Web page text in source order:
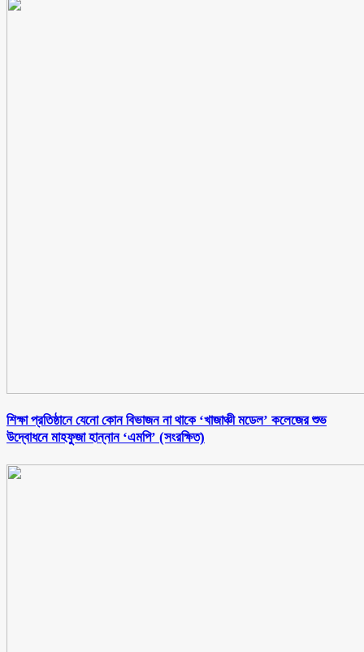
শিক্ষা প্রতিষ্ঠানে যেনো কোন বিভাজন না থাকে ‘খাজাঞ্চী মডেল’ কলেজের শুভ
উদ্বোধনে মাহফুজা হান্নান ‘এমপি’ (সংরক্ষিত)